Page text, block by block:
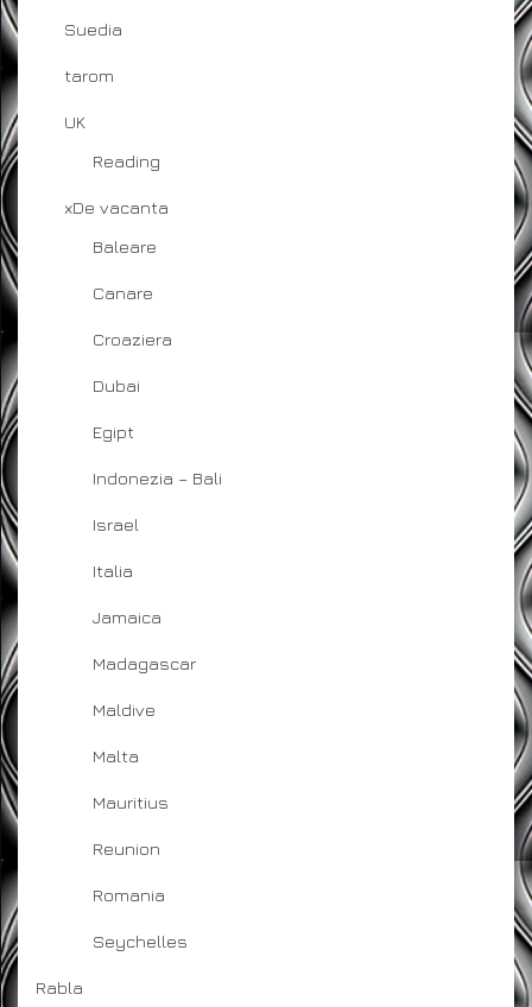
Suedia
tarom
UK
Reading
xDe vacanta
Baleare
Canare
Croaziera
Dubai
Egipt
Indonezia – Bali
Israel
Italia
Jamaica
Madagascar
Maldive
Malta
Mauritius
Reunion
Romania
Seychelles
Rabla